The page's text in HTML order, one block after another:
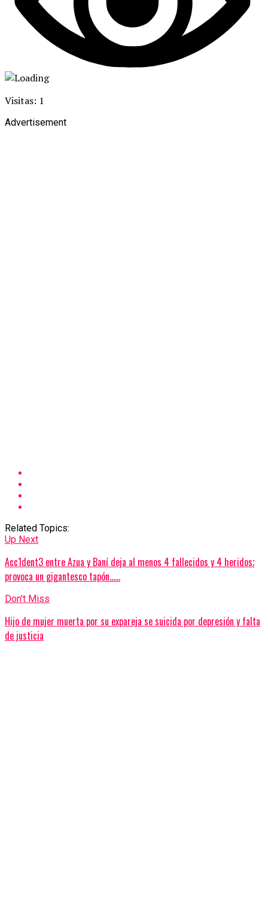
Visitas: 1
Advertisement
Related Topics:
Up Next
Acc1dent3 entre Azua y Baní deja al menos 4 fallecidos y 4 heridos;
provoca un gigantesco tapón……
Don't Miss
Hijo de mujer muerta por su expareja se suicida por depresión y falta
de justicia